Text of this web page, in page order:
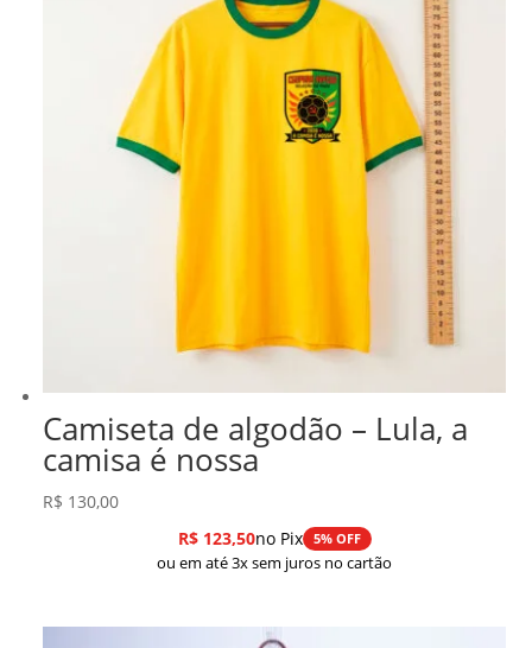
Camiseta de algodão – Lula, a
camisa é nossa
R$ 130,00
R$123,50no Pix 5% OFF
ou em até 3x sem juros no cartão